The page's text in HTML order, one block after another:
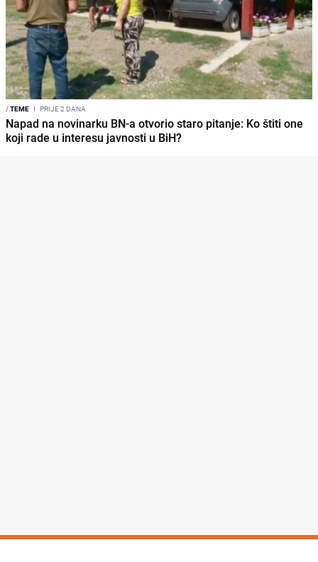
/TEME I PRIJE 2 DANA
Napad na novinarku BN-a otvorio staro pitanje: Ko štiti one
koji rade u interesu javnosti u BiH?